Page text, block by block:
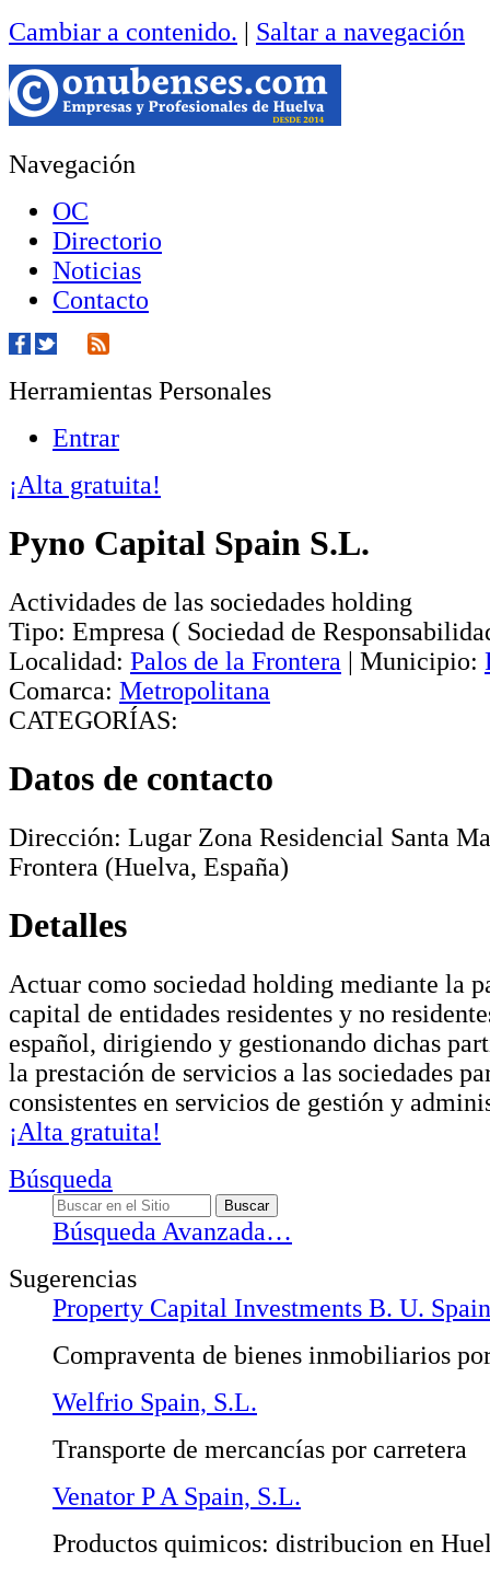
Cambiar a contenido. | Saltar a navegación
Navegación
OC
Directorio
Noticias
Contacto
Herramientas Personales
Entrar
¡Alta gratuita!
Pyno Capital Spain S.L.
Actividades de las sociedades holding
Tipo: Empresa ( Sociedad de
Localidad: Palos de la Frontera | Municipio:
Comarca: Metropolitana
CATEGORÍAS:
Datos de contacto
Dirección: Lugar Zona Residencial Santa
Frontera (Huelva, España)
Detalles
Actuar como sociedad holding mediante la
capital de entidades residentes y no
español, dirigiendo y gestionando dichas
la prestación de servicios a las sociedades
consistentes en servicios de gestión y
¡Alta gratuita!
Búsqueda
Búsqueda Avanzada…
Sugerencias
Property Capital Investments B. U.
Compraventa de bienes inmobiliarios
Welfrio Spain, S.L.
Transporte de mercancías por carretera
Venator P A Spain, S.L.
Productos quimicos: distribucion en